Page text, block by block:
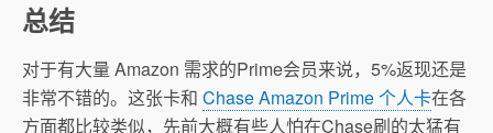
总结
对于有大量 Amazon 需求的Prime会员来说，5%返现还是
非常不错的。这张卡和 Chase Amazon Prime 个人卡在各
方面都比较类似，先前大概有些人怕在Chase刷的太猛有